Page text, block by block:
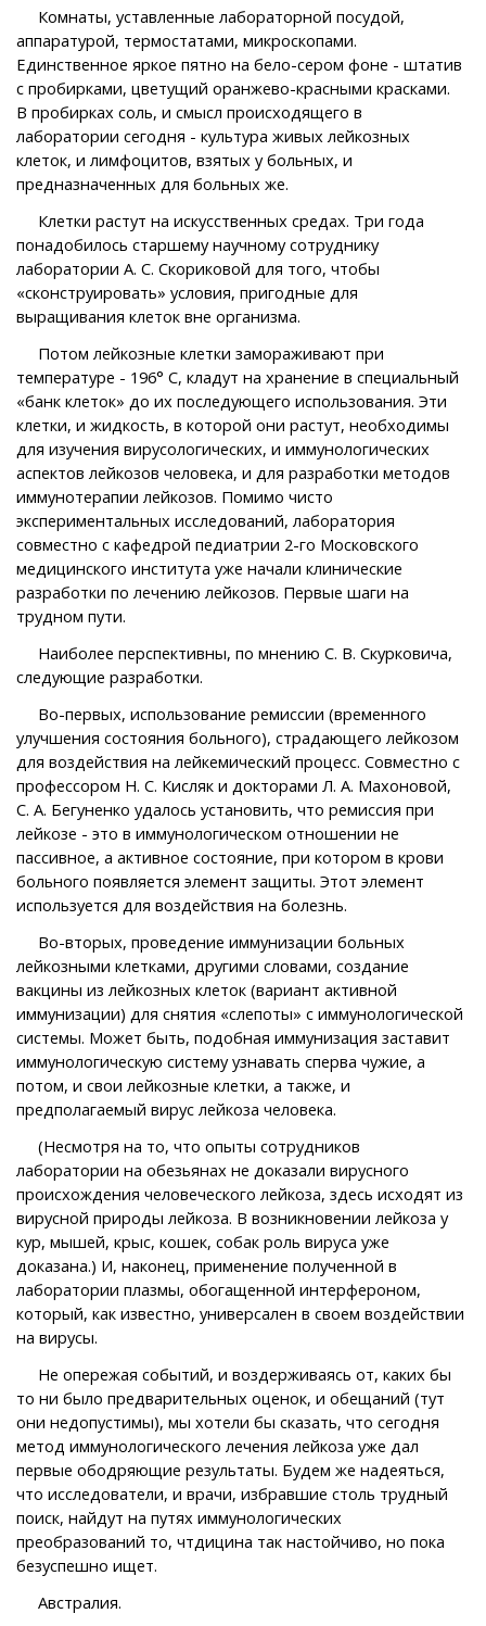
Комнаты, уставленные лабораторной посудой,
аппаратурой, термостатами, микроскопами.
Единственное яркое пятно на бело-сером фоне - штатив
с пробирками, цветущий оранжево-красными красками.
В пробирках соль, и смысл происходящего в
лаборатории сегодня - культура живых лейкозных
клеток, и лимфоцитов, взятых у больных, и
предназначенных для больных же.
Клетки растут на искусственных средах. Три года
понадобилось старшему научному сотруднику
лаборатории А. С. Скориковой для того, чтобы
«сконструировать» условия, пригодные для
выращивания клеток вне организма.
Потом лейкозные клетки замораживают при
температуре - 196° С, кладут на хранение в специальный
«банк клеток» до их последующего использования. Эти
клетки, и жидкость, в которой они растут, необходимы
для изучения вирусологических, и иммунологических
аспектов лейкозов человека, и для разработки методов
иммунотерапии лейкозов. Помимо чисто
экспериментальных исследований, лаборатория
совместно с кафедрой педиатрии 2-го Московского
медицинского института уже начали клинические
разработки по лечению лейкозов. Первые шаги на
трудном пути.
Наиболее перспективны, по мнению С. В. Скурковича,
следующие разработки.
Во-первых, использование ремиссии (временного
улучшения состояния больного), страдающего лейкозом
для воздействия на лейкемический процесс. Совместно с
профессором Н. С. Кисляк и докторами Л. А. Махоновой,
С. А. Бегуненко удалось установить, что ремиссия при
лейкозе - это в иммунологическом отношении не
пассивное, а активное состояние, при котором в крови
больного появляется элемент защиты. Этот элемент
используется для воздействия на болезнь.
Во-вторых, проведение иммунизации больных
лейкозными клетками, другими словами, создание
вакцины из лейкозных клеток (вариант активной
иммунизации) для снятия «слепоты» с иммунологической
системы. Может быть, подобная иммунизация заставит
иммунологическую систему узнавать сперва чужие, а
потом, и свои лейкозные клетки, а также, и
предполагаемый вирус лейкоза человека.
(Несмотря на то, что опыты сотрудников
лаборатории на обезьянах не доказали вирусного
происхождения человеческого лейкоза, здесь исходят из
вирусной природы лейкоза. В возникновении лейкоза у
кур, мышей, крыс, кошек, собак роль вируса уже
доказана.) И, наконец, применение полученной в
лаборатории плазмы, обогащенной интерфероном,
который, как известно, универсален в своем воздействии
на вирусы.
Не опережая событий, и воздерживаясь от, каких бы
то ни было предварительных оценок, и обещаний (тут
они недопустимы), мы хотели бы сказать, что сегодня
метод иммунологического лечения лейкоза уже дал
первые ободряющие результаты. Будем же надеяться,
что исследователи, и врачи, избравшие столь трудный
поиск, найдут на путях иммунологических
преобразований то, чтдицина так настойчиво, но пока
безуспешно ищет.
Австралия.